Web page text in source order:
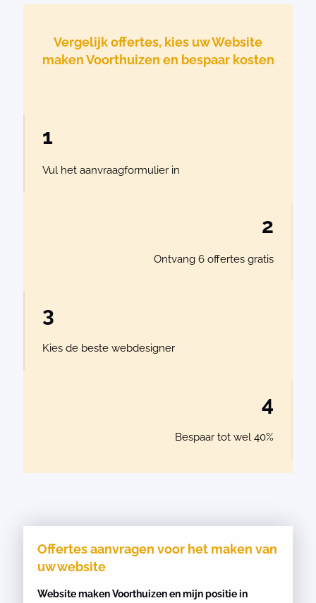
Vergelijk offertes, kies uw Website
maken Voorthuizen en bespaar kosten
1
Vul het aanvraagformulier in
2
Ontvang 6 offertes gratis
3
Kies de beste webdesigner
4
Bespaar tot wel 40%
Offertes aanvragen voor het maken van
uw website
Website maken Voorthuizen en mijn positie in